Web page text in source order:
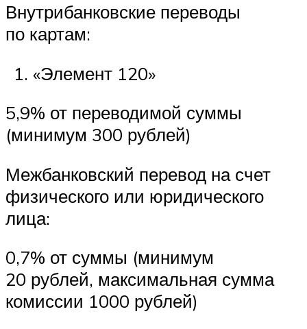
Внутрибанковские переводы
по картам:
«Элемент 120»
5,9% от переводимой суммы
(минимум 300 рублей)
Межбанковский перевод на счет
физического или юридического
лица:
0,7% от суммы (минимум
20 рублей, максимальная сумма
комиссии 1000 рублей)